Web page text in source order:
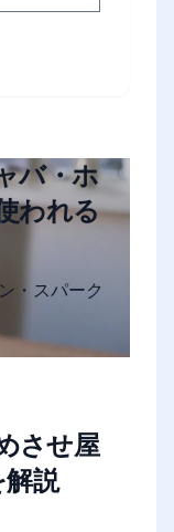
バ・ホ
われる
・スパーク
させ屋
解説